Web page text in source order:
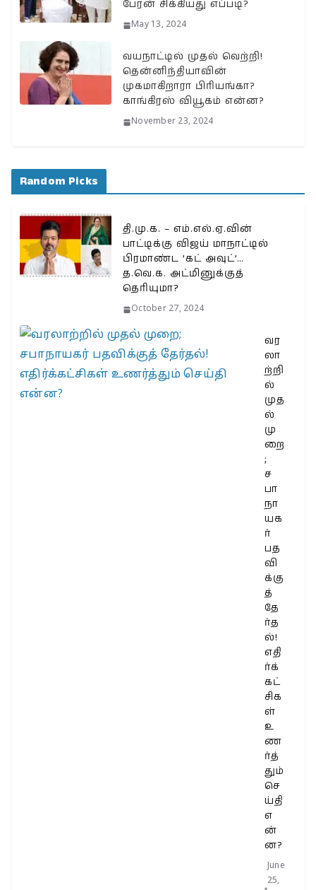
பேரன் சிக்கியது எப்படி?
May 13, 2024
வயநாட்டில் முதல் வெற்றி!
தென்னிந்தியாவின்
முகமாகிறாரா பிரியங்கா?
காங்கிரஸ் வியூகம் என்ன?
November 23, 2024
Random Picks
தி.மு.க. – எம்.எல்.ஏ.வின்
பாட்டிக்கு விஜய் மாநாட்டில்
பிரமாண்ட ’கட் அவுட்’…
த.வெ.க. அட்மினுக்குத்
தெரியுமா?
October 27, 2024
வர
லா
ற்றி
ல்
முத
ல்
மு
றை
;
ச
பா
நா
யக
ர்
பத
வி
க்கு
த்
தே
ர்த
ல்!
எதி
ர்க்
கட்
சிக
ள்
உ
ண
ர்த்
தும்
செ
ய்தி
எ
ன்
ன?
June
25,